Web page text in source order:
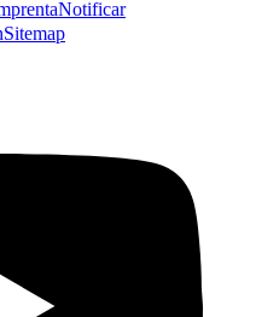
Notificar
Sitemap